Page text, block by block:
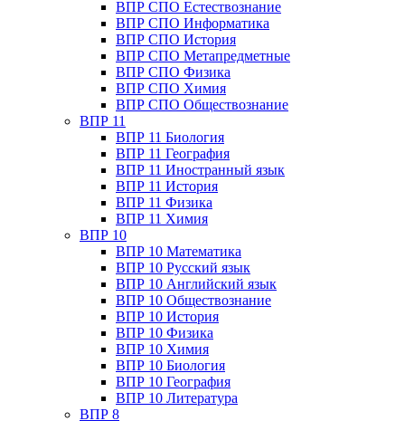
ВПР СПО Естествознание
ВПР СПО Информатика
ВПР СПО История
ВПР СПО Метапредметные
ВПР СПО Физика
ВПР СПО Химия
ВПР СПО Обществознание
ВПР 11
ВПР 11 Биология
ВПР 11 География
ВПР 11 Иностранный язык
ВПР 11 История
ВПР 11 Физика
ВПР 11 Химия
ВПР 10
ВПР 10 Математика
ВПР 10 Русский язык
ВПР 10 Английский язык
ВПР 10 Обществознание
ВПР 10 История
ВПР 10 Физика
ВПР 10 Химия
ВПР 10 Биология
ВПР 10 География
ВПР 10 Литература
ВПР 8